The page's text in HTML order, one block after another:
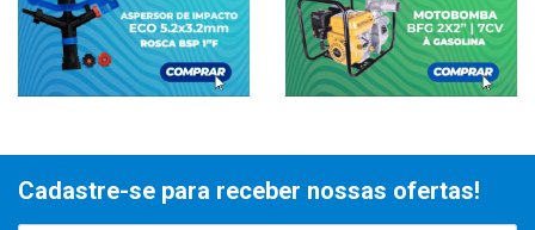
Cadastre-se para receber nossas ofertas!